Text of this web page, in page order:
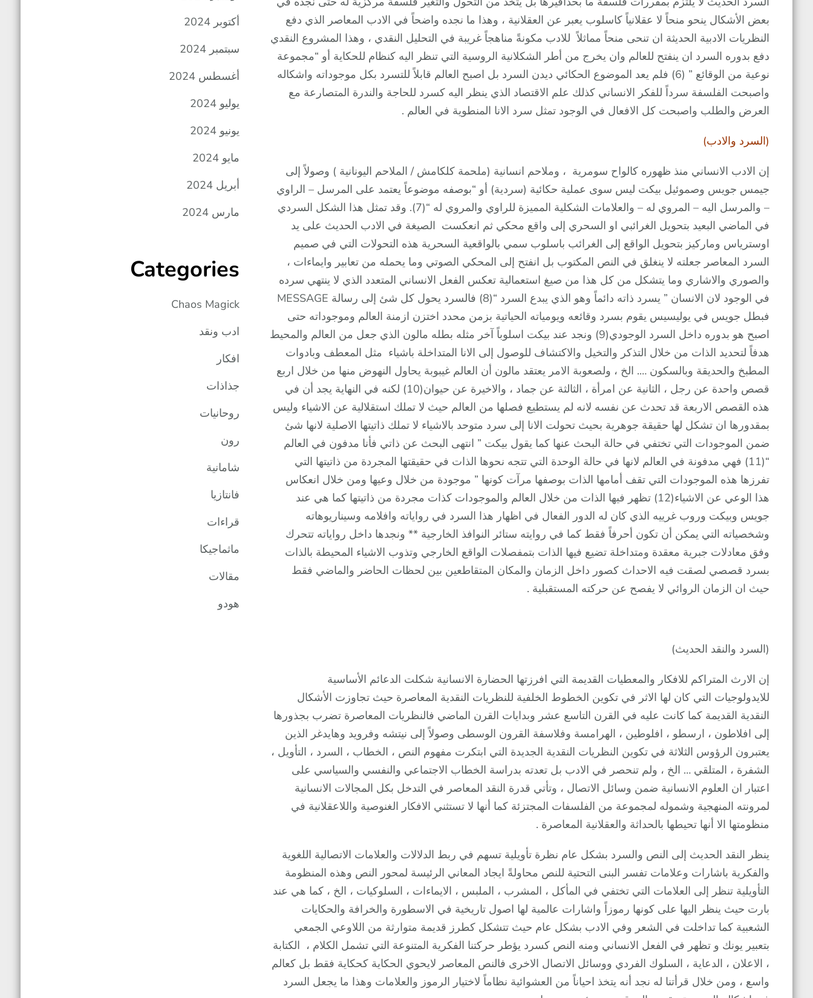
بعض الأشكال ينحو منحاً لا عقلانياً كاسلوب يعبر عن العقلانية ، وهذا ما نجده واضحاً في الادب المعاصر الذي دفع
النظريات الادبية الحديثة ان تنحى منحاً مماثلاً للادب مكونةً مناهجاً غريبة في التحليل النقدي ، وهذا المشروع النقدي
دفع بدوره السرد ان ينفتح للعالم وان يخرج من أطر الشكلانية الروسية التي تنظر اليه كنظام للحكاية أو “مجموعة
نوعية من الوقائع ” (6) فلم يعد الموضوع الحكائي ديدن السرد بل اصبح العالم قابلاً للتسرد بكل موجوداته واشكاله
واصبحت الفلسفة سرداً للفكر الانساني كذلك علم الاقتصاد الذي ينظر اليه كسرد للحاجة والندرة المتصارعة مع
العرض والطلب واصبحت كل الافعال في الوجود تمثل سرد الانا المنطوية في العالم .
(السرد والادب)
إن الادب الانساني منذ ظهوره كالواح سومرية ، وملاحم انسانية (ملحمة كلكامش / الملاحم اليونانية ) وصولاً إلى
جيمس جويس وصموئيل بيكت ليس سوى عملية حكائية (سردية) أو “بوصفه موضوعاً يعتمد على المرسل – الراوي
– والمرسل اليه – المروي له – والعلامات الشكلية المميزة للراوي والمروي له “(7). وقد تمثل هذا الشكل السردي
في الماضي البعيد بتحويل الغرائبي او السحري إلى واقع محكي ثم انعكست الصيغة في الادب الحديث على يد
اوسترياس وماركيز بتحويل الواقع إلى الغرائب باسلوب سمي بالواقعية السحرية هذه التحولات التي في صميم
السرد المعاصر جعلته لا ينغلق في النص المكتوب بل انفتح إلى المحكي الصوتي وما يحمله من تعابير وايماءات ،
والصوري والاشاري وما يتشكل من كل هذا من صيغ استعمالية تعكس الفعل الانساني المتعدد الذي لا ينتهي سرده
في الوجود لان الانسان ” يسرد ذاته دائماً وهو الذي يبدع السرد “(8) فالسرد يحول كل شئ إلى رسالة MESSAGE
فبطل جويس في يوليسيس يقوم بسرد وقائعه ويومياته الحياتية بزمن محدد اختزن ازمنة العالم وموجوداته حتى
اصبح هو بدوره داخل السرد الوجودي(9) ونجد عند بيكت اسلوباً آخر مثله بطله مالون الذي جعل من العالم والمحيط
هدفاً لتحديد الذات من خلال التذكر والتخيل والاكتشاف للوصول إلى الانا المتداخلة باشياء مثل المعطف وبادوات
المطبخ والحديقة وبالسكون …. الخ ، ولصعوبة الامر يعتقد مالون أن العالم غيبوبة يحاول النهوض منها من خلال اربع
قصص واحدة عن رجل ، الثانية عن امرأة ، الثالثة عن جماد ، والاخيرة عن حيوان(10) لكنه في النهاية يجد أن في
هذه القصص الاربعة قد تحدث عن نفسه لانه لم يستطيع فصلها من العالم حيث لا تملك استقلالية عن الاشياء وليس
بمقدورها ان تشكل لها حقيقة جوهرية بحيث تحولت الانا إلى سرد متوحد بالاشياء لا تملك ذاتيتها الاصلية لانها شئ
ضمن الموجودات التي تختفي في حالة البحث عنها كما يقول بيكت ” انتهى البحث عن ذاتي فأنا مدفون في العالم
“(11) فهي مدفونة في العالم لانها في حالة الوحدة التي تتجه نحوها الذات في حقيقتها المجردة من ذاتيتها التي
تفرزها هذه الموجودات التي تقف أمامها الذات بوصفها مرآت كونها ” موجودة من خلال وعيها ومن خلال انعكاس
هذا الوعي عن الاشياء(12) تظهر فيها الذات من خلال العالم والموجودات كذات مجردة من ذاتيتها كما هي عند
جويس وبيكت وروب غرييه الذي كان له الدور الفعال في اظهار هذا السرد في رواياته وافلامه وسيناريوهاته
وشخصياته التي يمكن أن تكون أحرفاً فقط كما في روايته ستائر النوافذ الخارجية ** ونجدها داخل رواياته تتحرك
وفق معادلات جبرية معقدة ومتداخلة تضيع فيها الذات بتمفصلات الواقع الخارجي وتذوب الاشياء المحيطة بالذات
بسرد قصصي لصقت فيه الاحداث كصور داخل الزمان والمكان المتقاطعين بين لحظات الحاضر والماضي فقط
حيث ان الزمان الروائي لا يفصح عن حركته المستقبلية .
(السرد والنقد الحديث)
إن الارث المتراكم للافكار والمعطيات القديمة التي افرزتها الحضارة الانسانية شكلت الدعائم الأساسية
للايدولوجيات التي كان لها الاثر في تكوين الخطوط الخلفية للنظريات النقدية المعاصرة حيث تجاوزت الأشكال
النقدية القديمة كما كانت عليه في القرن التاسع عشر وبدايات القرن الماضي فالنظريات المعاصرة تضرب بجذورها
إلى افلاطون ، ارسطو ، افلوطين ، الهرامسة وفلاسفة القرون الوسطى وصولاً إلى نيتشه وفرويد وهايدغر الذين
يعتبرون الرؤوس الثلاثة في تكوين النظريات النقدية الجديدة التي ابتكرت مفهوم النص ، الخطاب ، السرد ، التأويل ،
الشفرة ، المتلقي … الخ ، ولم تنحصر في الادب بل تعدته بدراسة الخطاب الاجتماعي والنفسي والسياسي على
اعتبار ان العلوم الانسانية ضمن وسائل الاتصال ، وتأتي قدرة النقد المعاصر في التدخل بكل المجالات الانسانية
لمرونته المنهجية وشموله لمجموعة من الفلسفات المجتزئة كما أنها لا تستثني الافكار الغنوصية واللاعقلانية في
منظومتها الا أنها تحيطها بالحداثة والعقلانية المعاصرة .
ينظر النقد الحديث إلى النص والسرد بشكل عام نظرة تأويلية تسهم في ربط الدلالات والعلامات الاتصالية اللغوية
والفكرية باشارات وعلامات تفسر البنى التحتية للنص محاولةً ايجاد المعاني الرئيسة لمحور النص وهذه المنظومة
التأويلية تنظر إلى العلامات التي تختفي في المأكل ، المشرب ، الملبس ، الايماءات ، السلوكيات ، الخ ، كما هي عند
بارت حيث ينظر اليها على كونها رموزاً واشارات عالمية لها اصول تاريخية في الاسطورة والخرافة والحكايات
الشعبية كما تداخلت في الشعر وفي الادب بشكل عام حيث تتشكل كطرز قديمة متوارثة من اللاوعي الجمعي
بتعبير يونك و تظهر في الفعل الانساني ومنه النص كسرد يؤطر حركتنا الفكرية المتنوعة التي تشمل الكلام ، الكتابة
، الاعلان ، الدعاية ، السلوك الفردي ووسائل الاتصال الاخرى فالنص المعاصر لايحوي الحكاية كحكاية فقط بل كعالم
واسع ، ومن خلال قرأتنا له نجد أنه يتخذ احياناً من العشوائية نظاماً لاختيار الرموز والعلامات وهذا ما يجعل السرد
أكتوبر 2024
سبتمبر 2024
أغسطس 2024
يوليو 2024
يونيو 2024
مايو 2024
أبريل 2024
مارس 2024
Categories
Chaos Magick
ادب ونقد
افكار
جذاذات
روحانيات
رون
شامانية
فانتازيا
قراءات
ماثماجيكا
مقالات
هودو